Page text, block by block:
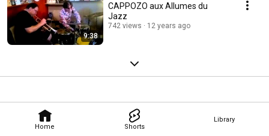
Home Shorts
Library
9:38
CAPPOZO aux Allumes du
Jazz
742 views 12 years ago